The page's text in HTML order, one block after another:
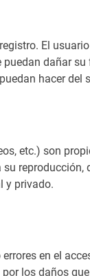
El
dañar
hacer del
etc.) son
reproducción,
y privado.
en el
los daños que